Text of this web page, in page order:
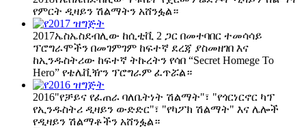
የምርት ዲዛይን ሽልማትን አሸንፏል።
2017ኤስኤስደብሊው ከሲቲቪ 2 ጋር በመተባበር ተመሳሳይ
ፕሮግራሞችን በመገምገም ከፍተኛ ደረጃ ያስመዘገበ እና
ከኢንዱስትሪው ከፍተኛ ትኩረትን የሳበ “Secret Homege To
Hero” የቴሌቪዥን ፕሮግራም ፈጥሯል።
2016"የቻይና የፈጠራ ባለቤትነት ሽልማት"፣ "የጎርነርኖር ካፕ
የኢንዱስትሪ ዲዛይን ውድድር"፣ "የካፖክ ሽልማት" እና ሌሎች
የዲዛይን ሽልማቶችን አሸንፏል።